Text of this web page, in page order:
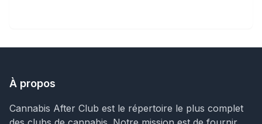
À propos
Cannabis After Club est le répertoire le plus complet